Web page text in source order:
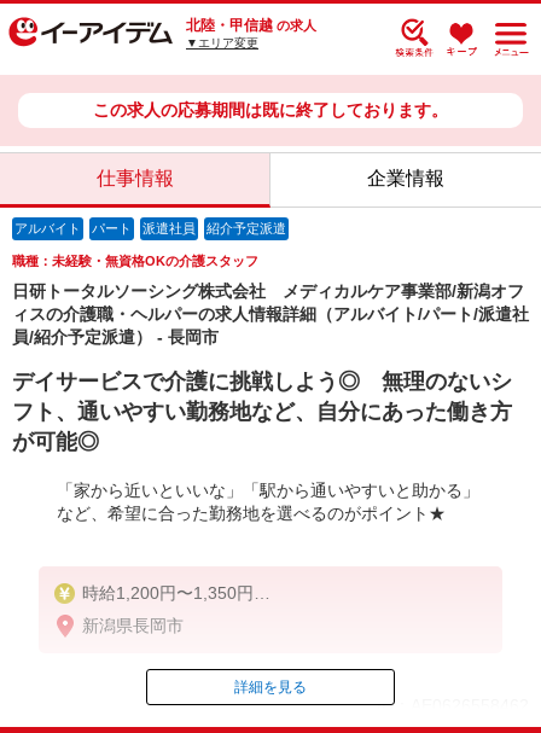
北陸・甲信越 の求人
▼エリア変更
この求人の応募期間は既に終了しております。
仕事情報 企業情報
アルバイト パート 派遣社員 紹介予定派遣
職種：未経験・無資格OKの介護スタッフ
日研トータルソーシング株式会社 メディカルケア事業部/新潟オフ
ィスの介護職・ヘルパーの求人情報詳細（アルバイト/パート/派遣社
員/紹介予定派遣） - 長岡市
デイサービスで介護に挑戦しよう◎ 無理のないシ
フト、通いやすい勤務地など、自分にあった働き方
が可能◎
「家から近いといいな」「駅から通いやすいと助かる」
など、希望に合った勤務地を選べるのがポイント★
時給1,200円〜1,350円
★週払いOK（規定あり）
新潟県長岡市
ID：AE0626558462
詳細を見る